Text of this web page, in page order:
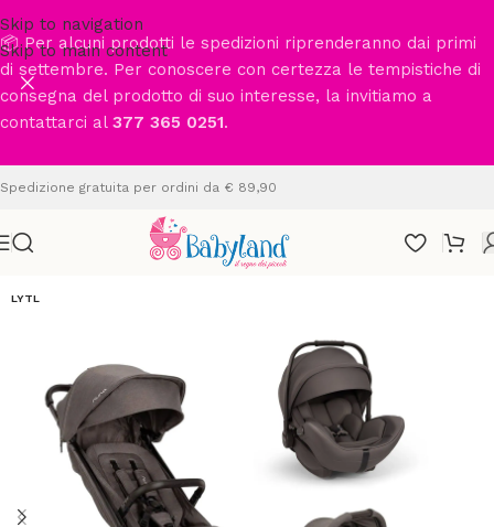
Skip to navigation
Skip to main content
📦 Per alcuni prodotti le spedizioni riprenderanno dai primi
di settembre. Per conoscere con certezza le tempistiche di
consegna del prodotto di suo interesse, la invitiamo a
contattarci al 377 365 0251.
Spedizione gratuita per ordini da € 89,90
LYTL